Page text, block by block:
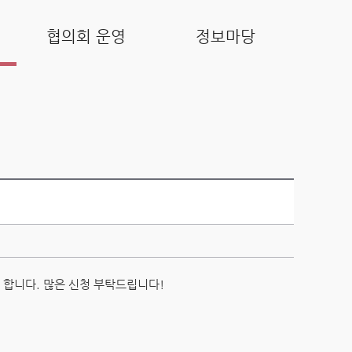
협의회 운영 정보마당
니다. 많은 신청 부탁드립니다!